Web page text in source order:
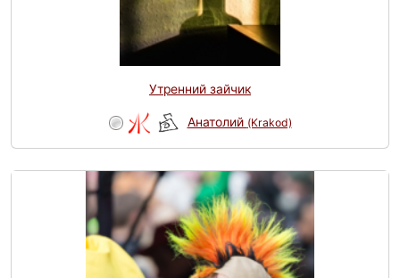
Утренний зайчик
Анатолий (Krakod)